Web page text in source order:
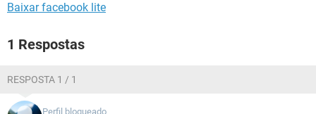
Baixar facebook lite
1 Respostas
RESPOSTA 1 / 1
Perfil bloqueado